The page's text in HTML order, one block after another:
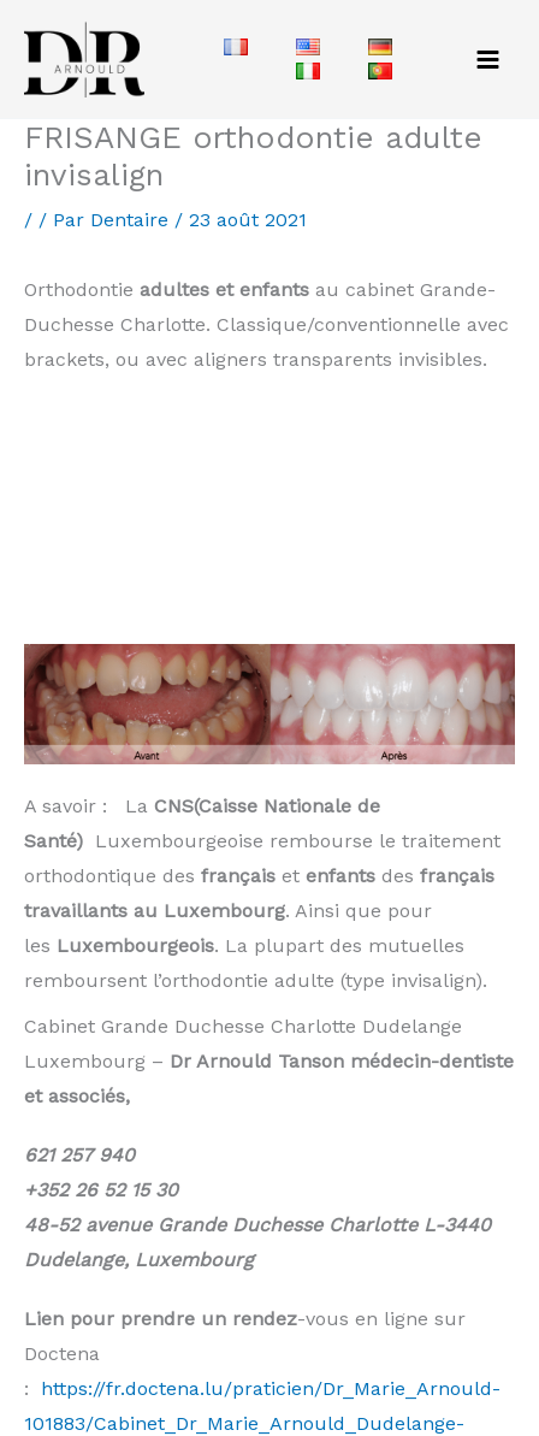
contenu
FRISANGE orthodontie adulte
invisalign
/ / Par Dentaire / 23 août 2021
Orthodontie adultes et enfants au cabinet Grande-
Duchesse Charlotte. Classique/conventionnelle avec
brackets, ou avec aligners transparents invisibles.
A savoir : La CNS(Caisse Nationale de
Santé) Luxembourgeoise rembourse le traitement
orthodontique des français et enfants des français
travaillants au Luxembourg. Ainsi que pour
les Luxembourgeois. La plupart des mutuelles
remboursent l’orthodontie adulte (type invisalign).
Cabinet Grande Duchesse Charlotte Dudelange
Luxembourg – Dr Arnould Tanson médecin-dentiste
et associés,
621 257 940
+352 26 52 15 30
48-52 avenue Grande Duchesse Charlotte L-3440
Dudelange, Luxembourg
Lien pour prendre un rendez-vous en ligne sur
Doctena
: https://fr.doctena.lu/praticien/Dr_Marie_Arnould-
101883/Cabinet_Dr_Marie_Arnould_Dudelange-